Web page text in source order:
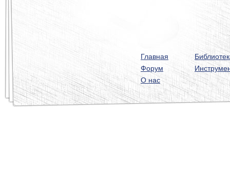
Главная
Форум
О нас